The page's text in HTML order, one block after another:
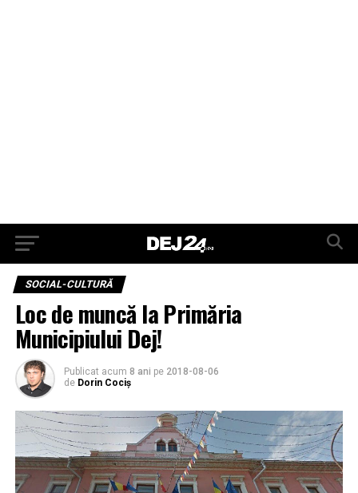
SOCIAL-CULTURĂ
Loc de muncă la Primăria
Municipiului Dej!
Publicat acum 8 ani pe 2018-08-06
de Dorin Cociș